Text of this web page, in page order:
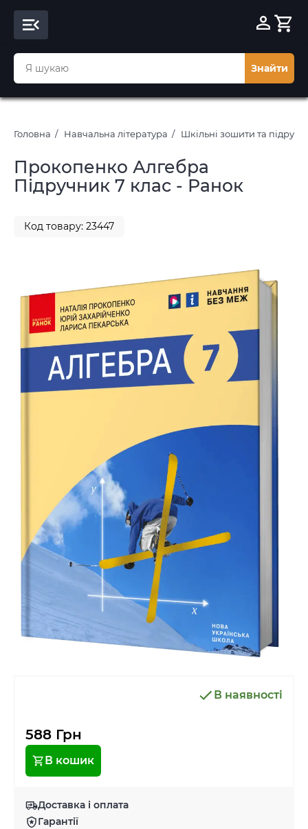
Знайти
Головна Навчальна література Шкільні зошити та
Прокопенко Алгебра
Підручник 7 клас - Ранок
Код товару: 23447
В наявності
588 Грн
В кошик
Доставка і оплата
Гарантії